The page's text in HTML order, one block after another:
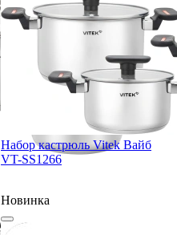
Набор кастрюль Vitek Вайб
VT-SS1266
Новинка